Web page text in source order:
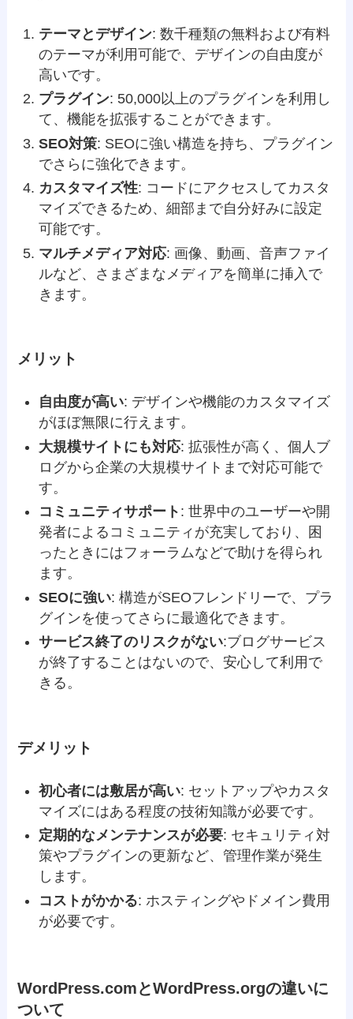
テーマとデザイン: 数千種類の無料および有料
のテーマが利用可能で、デザインの自由度が
高いです。
プラグイン: 50,000以上のプラグインを利用し
て、機能を拡張することができます。
SEO対策: SEOに強い構造を持ち、プラグイン
でさらに強化できます。
カスタマイズ性: コードにアクセスしてカスタ
マイズできるため、細部まで自分好みに設定
可能です。
マルチメディア対応: 画像、動画、音声ファイ
ルなど、さまざまなメディアを簡単に挿入で
きます。
メリット
自由度が高い: デザインや機能のカスタマイズ
がほぼ無限に行えます。
大規模サイトにも対応: 拡張性が高く、個人ブ
ログから企業の大規模サイトまで対応可能で
す。
コミュニティサポート : 世界中のユーザーや開
発者によるコミュニティが充実しており、困
ったときにはフォーラムなどで助けを得られ
ます。
SEOに強い: 構造がSEOフレンドリーで、プラ
グインを使ってさらに最適化できます。
サービス終了のリスクがない:ブログサービス
が終了することはないので、安心して利用で
きる。
デメリット
初心者には敷居が高い: セットアップやカスタ
マイズにはある程度の技術知識が必要です。
定期的なメンテナンスが必要: セキュリティ対
策やプラグインの更新など、管理作業が発生
します。
コストがかかる: ホスティングやドメイン費用
が必要です。
WordPress.comとWordPress.orgの違いに
ついて